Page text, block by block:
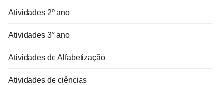
Atividades 2º ano
Atividades 3° ano
Atividades de Alfabetização
Atividades de ciências